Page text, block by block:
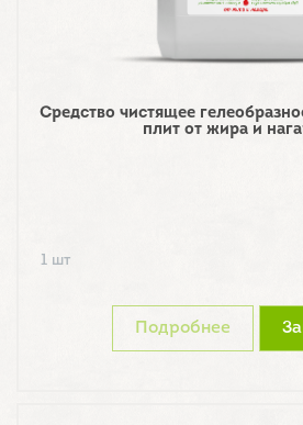
Средство чистящее
плит от жира и
1 шт
Подробнее